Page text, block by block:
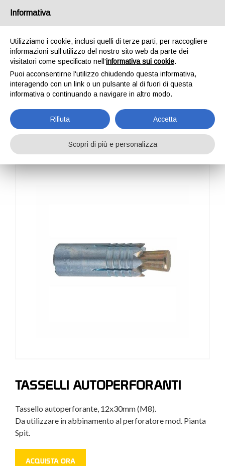
ATTREZZI PER ANCORAGGIO
ANCHOR FIX
ANCHOR FIX
TASSELLI AUTOPERFORANTI
Tassello autoperforante, 12x30mm (M8).
Da utilizzare in abbinamento al perforatore mod. Pianta
Spit.
ACQUISTA ORA
Informativa
Utilizziamo i cookie, inclusi quelli di terze parti, per raccogliere
informazioni sull’utilizzo del nostro sito web da parte dei
visitatori come specificato nell'informativa sui cookie.
Puoi acconsentirne l'utilizzo chiudendo questa informativa,
interagendo con un link o un pulsante al di fuori di questa
informativa o continuando a navigare in altro modo.
Rifiuta Accetta
Scopri di più e personalizza